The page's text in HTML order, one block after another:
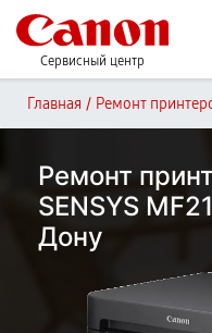
Сервисный центр
Главная / Ремонт
Ремонт
SENSYS
Дону